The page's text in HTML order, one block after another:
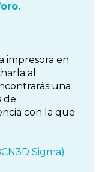
impresora en
al
una
de
con la que
Sigma)